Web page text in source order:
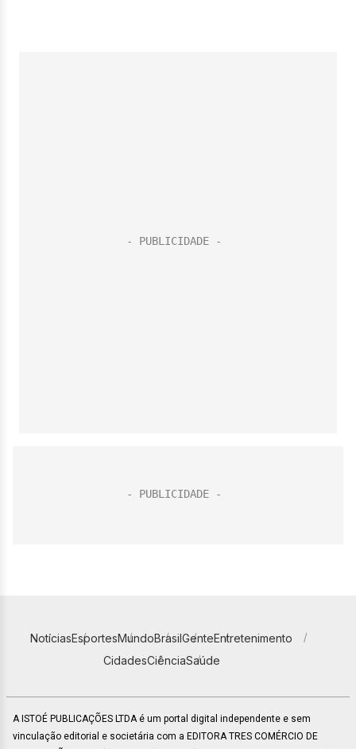
NotíciasEsportesMundoBrasilGenteEntretenimento
CidadesCiênciaSaúde
A ISTOÉ PUBLICAÇÕES LTDA é um portal digital independente e sem
vinculação editorial e societária com a EDITORA TRES COMÉRCIO DE